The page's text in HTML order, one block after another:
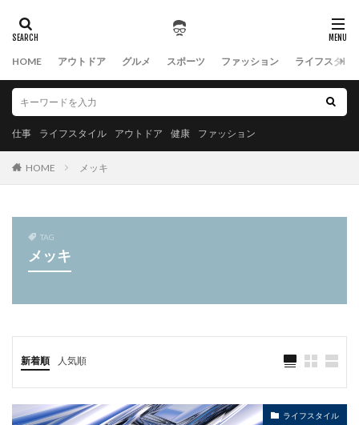
HOME アウトドア グルメ スポーツ ファッション ライフスタイ
仕事 ライフスタイル アウトドア 健康 ファッション
HOME メッキ
TAG
メッキ
新着順 人気順
ライフスタイル